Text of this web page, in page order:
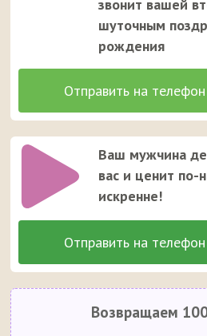
звонит вашей
шуточным
рождения
Ваш мужчина
вас и ценит по-
искренне!
Возвращаем